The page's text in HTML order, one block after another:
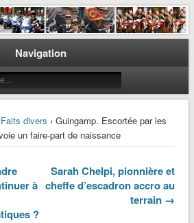
Navigation
Faits divers › Guingamp. Escortée par les
un faire-part de naissance
à
?
Sarah Chelpi, pionnière et
cheffe d’escadron accro au
terrain →